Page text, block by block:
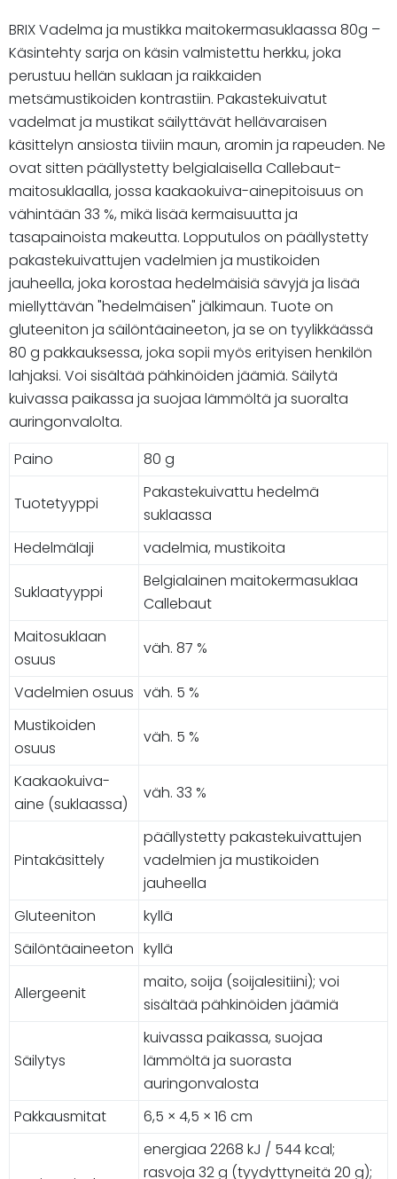
BRIX Vadelma ja mustikka maitokermasuklaassa 80g –
Käsintehty sarja on käsin valmistettu herkku, joka
perustuu hellän suklaan ja raikkaiden
metsämustikoiden kontrastiin. Pakastekuivatut
vadelmat ja mustikat säilyttävät hellävaraisen
käsittelyn ansiosta tiiviin maun, aromin ja rapeuden. Ne
ovat sitten päällystetty belgialaisella Callebaut-
maitosuklaalla, jossa kaakaokuiva-ainepitoisuus on
vähintään 33 %, mikä lisää kermaisuutta ja
tasapainoista makeutta. Lopputulos on päällystetty
pakastekuivattujen vadelmien ja mustikoiden
jauheella, joka korostaa hedelmäisiä sävyjä ja lisää
miellyttävän "hedelmäisen" jälkimaun. Tuote on
gluteeniton ja säilöntäaineeton, ja se on tyylikkäässä
80 g pakkauksessa, joka sopii myös erityisen henkilön
lahjaksi. Voi sisältää pähkinöiden jäämiä. Säilytä
kuivassa paikassa ja suojaa lämmöltä ja suoralta
auringonvalolta.
Paino
80 g
Tuotetyyppi
Pakastekuivattu hedelmä
suklaassa
Hedelmälaji
vadelmia, mustikoita
Suklaatyyppi
Belgialainen maitokermasuklaa
Callebaut
Maitosuklaan
osuus
väh. 87 %
Vadelmien osuus väh. 5 %
Mustikoiden
osuus
väh. 5 %
Kaakaokuiva-
aine (suklaassa)
väh. 33 %
Pintakäsittely
päällystetty pakastekuivattujen
vadelmien ja mustikoiden
jauheella
Gluteeniton
kyllä
Säilöntäaineeton kyllä
Allergeenit
maito, soija (soijalesitiini); voi
sisältää pähkinöiden jäämiä
Säilytys
kuivassa paikassa, suojaa
lämmöltä ja suorasta
auringonvalosta
Pakkausmitat
6,5 × 4,5 × 16 cm
energiaa 2268 kJ / 544 kcal;
rasvoja 32 g (tyydyttyneitä 20 g);